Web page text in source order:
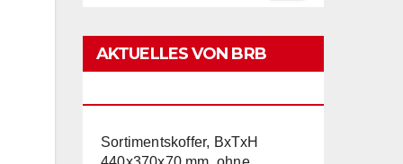
AKTUELLES VON BRB
Sortimentskoffer, BxTxH